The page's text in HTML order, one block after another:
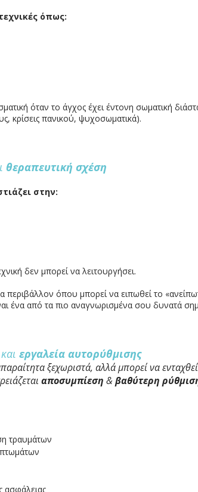
όπως:
όταν το άγχος έχει έντονη σωματική
κρίσεις πανικού, ψυχοσωματικά).
θεραπευτική σχέση
στην:
δεν μπορεί να λειτουργήσει.
περιβάλλον όπου μπορεί να ειπωθεί το
ένα από τα πιο αναγνωρισμένα σου δυνατά
και εργαλεία αυτορύθμισης
ξεχωριστά, αλλά μπορεί να
αποσυμπίεση & βαθύτερη
τραυμάτων
ασφάλειας